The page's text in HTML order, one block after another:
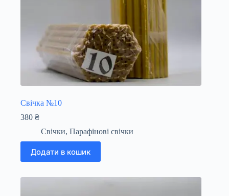
Свічка №10
380 ₴
Свічки, Парафінові свічки
Додати в кошик